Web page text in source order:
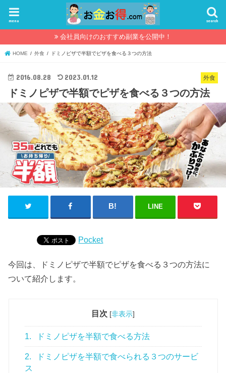
search
menu
会社員向けのおすすめ副業を公開中！
HOME 外食 ドミノピザで半額でピザを食べる３つの方法
外食
2016.08.28 2023.01.12
ドミノピザで半額でピザを食べる３つの方法
LINE
Pocket
今回は、ドミノピザで半額でピザを食べる３つの方法に
ついて紹介します。
目次 [非表示]
1. ドミノピザを半額で食べる方法
2.
ドミノピザを半額で食べられる３つのサービ
ス